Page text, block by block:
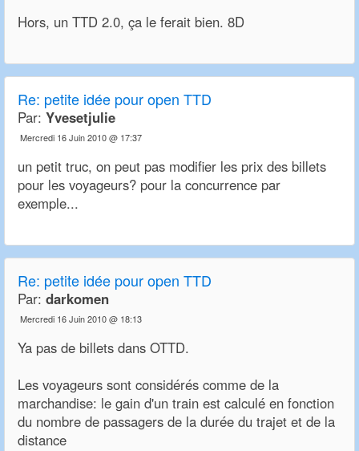
Hors, un TTD 2.0, ça le ferait bien. 8D
Re: petite idée pour open TTD
Par: Yvesetjulie
Mercredi 16 Juin 2010 @ 17:37
un petit truc, on peut pas modifier les prix des billets
pour les voyageurs? pour la concurrence par
exemple...
Re: petite idée pour open TTD
Par: darkomen
Mercredi 16 Juin 2010 @ 18:13
Ya pas de billets dans OTTD.
Les voyageurs sont considérés comme de la
marchandise: le gain d'un train est calculé en fonction
du nombre de passagers de la durée du trajet et de la
distance